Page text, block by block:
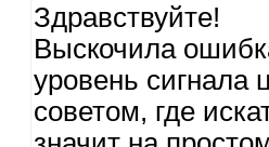
Здравствуйте!
Выскочила
уровень сигнала
советом, где